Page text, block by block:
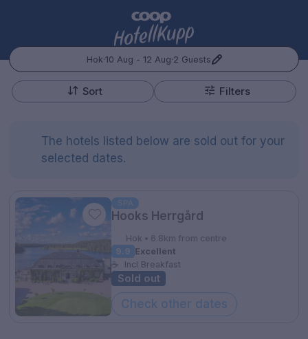
Hok·10 Aug - 12 Aug·2 Guests
Popular Destinations:
Oslo
Trondheim
Hele Sverige
Stockholm
Sort Filters
+
−
The hotels listed below are sold out for your
selected dates.
SPA
Hooks Herrgård
Hok • 6.8km from centre
9.9 Excellent
☕
Incl Breakfast
Sold out
Check other dates
Kontakt ossSpørsmål og svar
Coop.no
Cookie policyManage Preferences
Hotellopphold